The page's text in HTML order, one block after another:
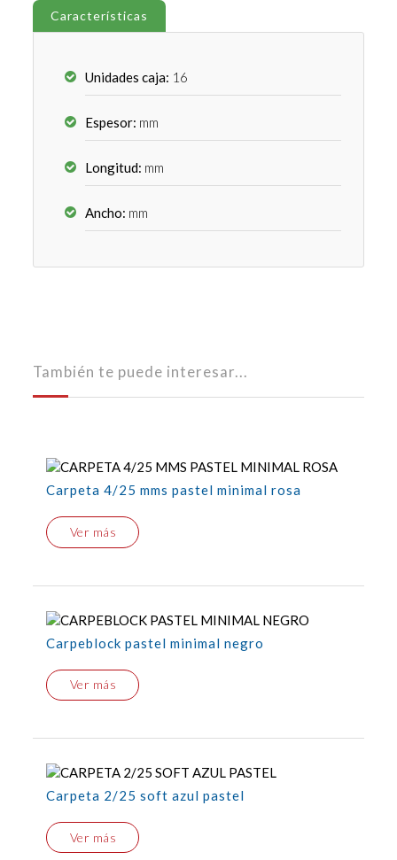
Características
Unidades caja: 16
Espesor: mm
Longitud: mm
Ancho: mm
También te puede interesar...
Carpeta 4/25 mms pastel minimal rosa
Ver más
Carpeblock pastel minimal negro
Ver más
Carpeta 2/25 soft azul pastel
Ver más